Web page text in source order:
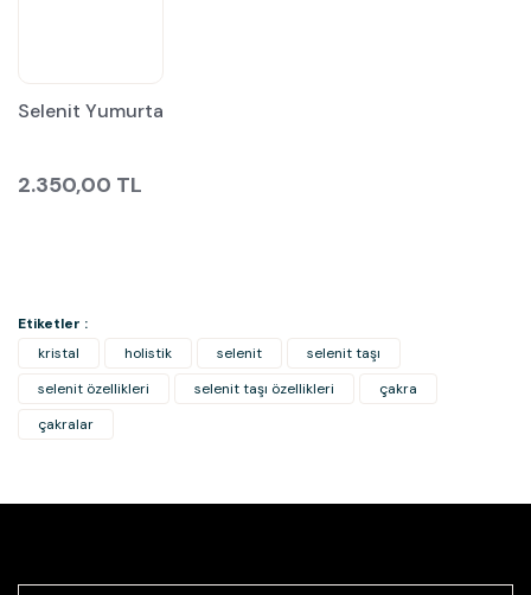
Selenit Yumurta
2.350,00 TL
Etiketler :
kristal
holistik selenit
selenit taşı
selenit özellikleri
selenit taşı özellikleri
çakra
çakralar